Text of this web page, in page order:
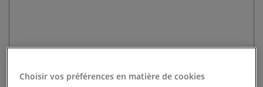
Choisir vos préférences en matière de cookies